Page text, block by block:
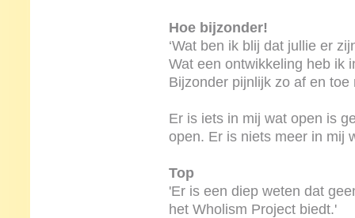
Hoe bijzonder!
‘Wat ben ik blij dat jullie er
Wat een ontwikkeling heb ik
Bijzonder pijnlijk zo af en
Er is iets in mij wat open is
open. Er is niets meer in mij
Top
'Er is een diep weten dat
het Wholism Project biedt.'